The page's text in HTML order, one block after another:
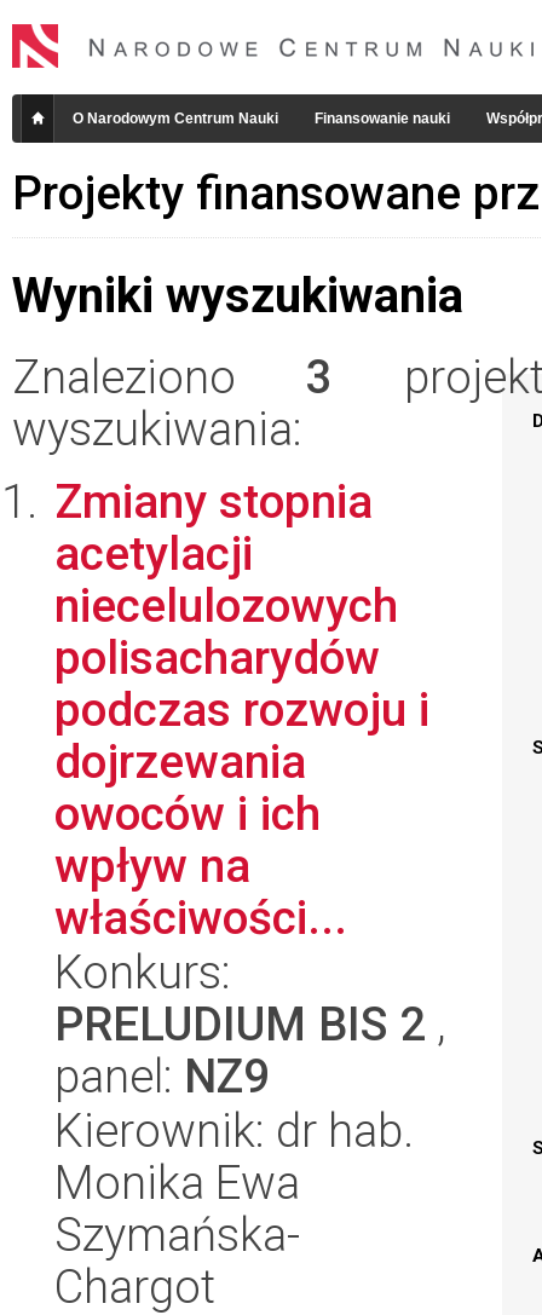
O Narodowym Centrum Nauki Finansowanie nauki
Projekty finansowane
Wyniki wyszukiwania
Znaleziono 3
wyszukiwania:
Zmiany stopnia
acetylacji
niecelulozowych
polisacharydów
podczas rozwoju i
dojrzewania
owoców i ich
wpływ na
właściwości...
Konkurs:
PRELUDIUM BIS 2 ,
panel: NZ9
Kierownik: dr hab.
Monika Ewa
Szymańska-
Chargot